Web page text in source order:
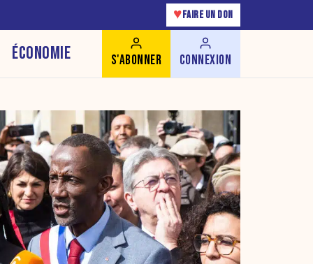
♥ FAIRE UN DON
ÉCONOMIE S'ABONNER CONNEXION